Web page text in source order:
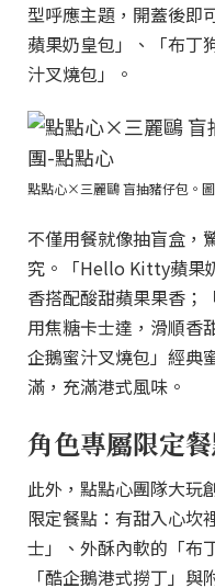
型呼應主題，開蓋後
蘋果奶皇包」、「布丁
汁叉燒包」。
點點心×三麗鷗 盲抽豬仔包。
不僅用餐就像抽盲盒，
究。「Hello Kitty蘋果
香搭配酸甜蘋果果香；
用焦糖卡士達，滑順香
企鵝蜜汁叉燒包」經典
滿，充滿港式風味。
角色專屬限定
此外，點點心團隊大玩
限定餐點：有甜入心
士」、外酥內軟的「布
「酷企鵝港式撈丁」